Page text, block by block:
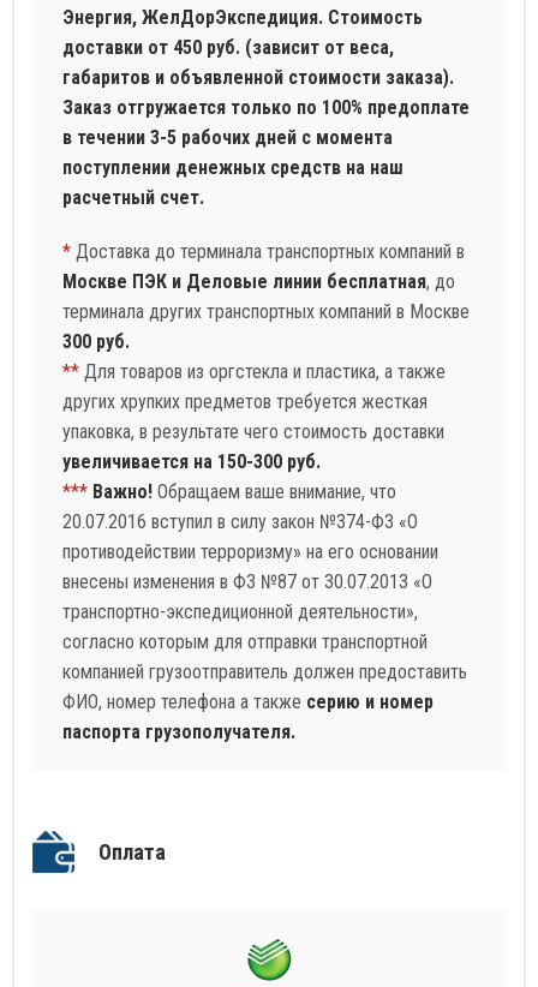
Энергия, ЖелДорЭкспедиция. Стоимость
доставки от 450 руб. (зависит от веса,
габаритов и объявленной стоимости заказа).
Заказ отгружается только по 100% предоплате
в течении 3-5 рабочих дней с момента
поступлении денежных средств на наш
расчетный счет.
* Доставка до терминала транспортных компаний в
Москве ПЭК и Деловые линии бесплатная, до
терминала других транспортных компаний в Москве
300 руб.
** Для товаров из оргстекла и пластика, а также
других хрупких предметов требуется жесткая
упаковка, в результате чего стоимость доставки
увеличивается на 150-300 руб.
*** Важно! Обращаем ваше внимание, что
20.07.2016 вступил в силу закон №374-ФЗ «О
противодействии терроризму» на его основании
внесены изменения в ФЗ №87 от 30.07.2013 «О
транспортно-экспедиционной деятельности»,
согласно которым для отправки транспортной
компанией грузоотправитель должен предоставить
ФИО, номер телефона а также серию и номер
паспорта грузополучателя.
Оплата